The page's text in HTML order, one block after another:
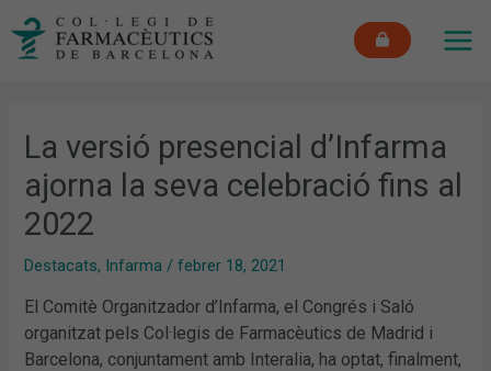
La versió presencial d’Infarma
ajorna la seva celebració fins al
2022
Destacats, Infarma /febrer 18, 2021
El Comitè Organitzador d’Infarma, el Congrés i Saló
organitzat pels Col·legis de Farmacèutics de Madrid i
Barcelona, conjuntament amb Interalia, ha optat, finalment,